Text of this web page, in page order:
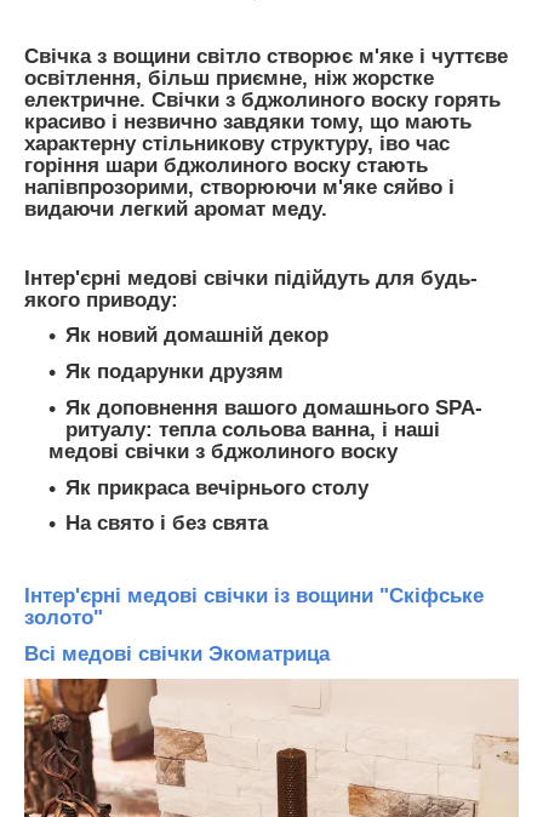
Свічка з вощини світло створює м'яке і чуттєве
освітлення, більш приємне, ніж жорстке
електричне. Свічки з бджолиного воску горять
красиво і незвично завдяки тому, що мають
характерну стільникову структуру, іво час
горіння шари бджолиного воску стають
напівпрозорими, створюючи м'яке сяйво і
видаючи легкий аромат меду.
Інтер'єрні медові свічки підійдуть для будь-
якого приводу:
Як новий домашній декор
Як подарунки друзям
Як доповнення вашого домашнього SPA-
ритуалу: тепла сольова ванна, і наші
медові свічки з бджолиного воску
Як прикраса вечірнього столу
На свято і без свята
Інтер'єрні медові свічки із вощини "Скіфське
золото"
Всі медові свічки Экоматрица